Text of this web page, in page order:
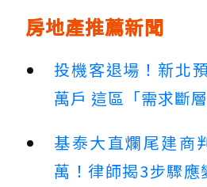
房地產推薦新聞
投機客退場！新北
萬戶 這區「需求斷
基泰大直爛尾建商
萬！律師揭3步驟